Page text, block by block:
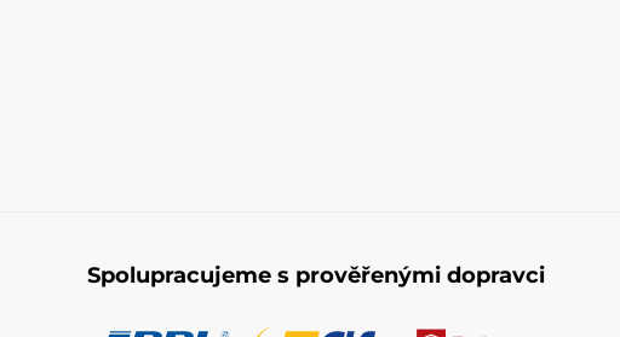
Spolupracujeme s prověřenými dopravci